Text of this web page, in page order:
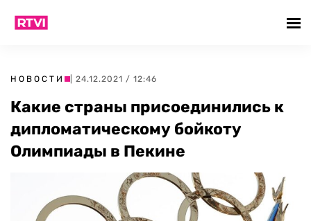
НОВОСТИ | 24.12.2021 / 12:46
Какие страны присоединились к
дипломатическому бойкоту
Олимпиады в Пекине